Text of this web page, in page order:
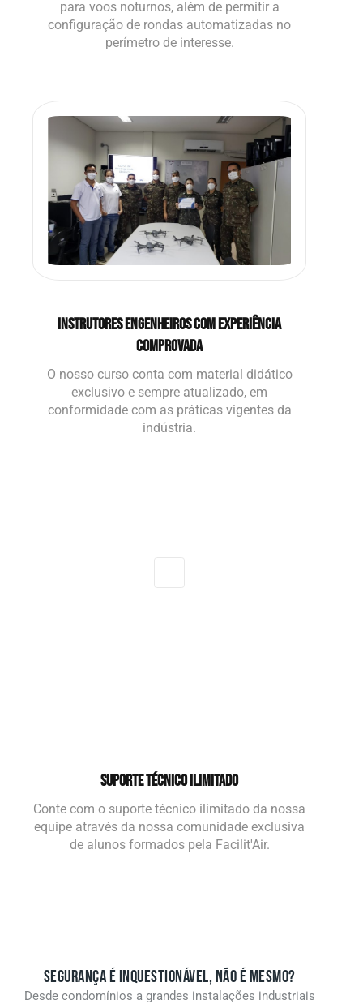
para voos noturnos, além de permitir a
configuração de rondas automatizadas no
perímetro de interesse.
INSTRUTORES ENGENHEIROS COM EXPERIÊNCIA
COMPROVADA
O nosso curso conta com material didático
exclusivo e sempre atualizado, em
conformidade com as práticas vigentes da
indústria.
SUPORTE TÉCNICO ILIMITADO
Conte com o suporte técnico ilimitado da nossa
equipe através da nossa comunidade exclusiva
de alunos formados pela Facilit'Air.
SEGURANÇA É INQUESTIONÁVEL, NÃO É MESMO?
Desde condomínios a grandes instalações industriais